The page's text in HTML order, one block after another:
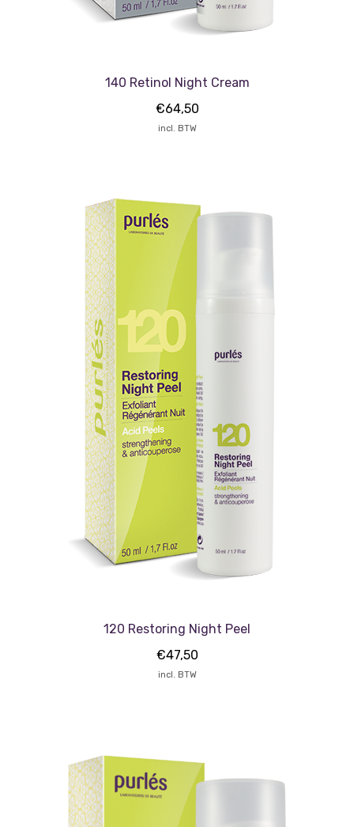
140 Retinol Night Cream
€64,50
incl. BTW
120 Restoring Night Peel
€47,50
incl. BTW